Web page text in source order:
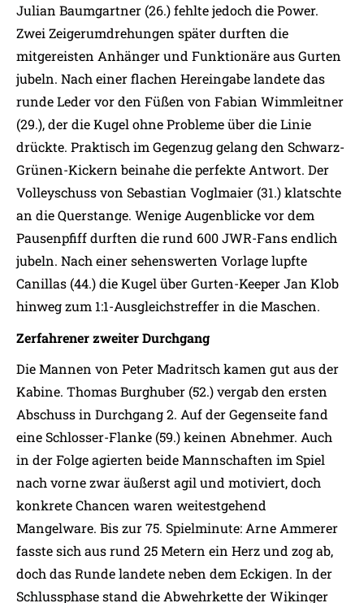
Julian Baumgartner (26.) fehlte jedoch die Power.
Zwei Zeigerumdrehungen später durften die
mitgereisten Anhänger und Funktionäre aus Gurten
jubeln. Nach einer flachen Hereingabe landete das
runde Leder vor den Füßen von Fabian Wimmleitner
(29.), der die Kugel ohne Probleme über die Linie
drückte. Praktisch im Gegenzug gelang den Schwarz-
Grünen-Kickern beinahe die perfekte Antwort. Der
Volleyschuss von Sebastian Voglmaier (31.) klatschte
an die Querstange. Wenige Augenblicke vor dem
Pausenpfiff durften die rund 600 JWR-Fans endlich
jubeln. Nach einer sehenswerten Vorlage lupfte
Canillas (44.) die Kugel über Gurten-Keeper Jan Klob
hinweg zum 1:1-Ausgleichstreffer in die Maschen.
Zerfahrener zweiter Durchgang
Die Mannen von Peter Madritsch kamen gut aus der
Kabine. Thomas Burghuber (52.) vergab den ersten
Abschuss in Durchgang 2. Auf der Gegenseite fand
eine Schlosser-Flanke (59.) keinen Abnehmer. Auch
in der Folge agierten beide Mannschaften im Spiel
nach vorne zwar äußerst agil und motiviert, doch
konkrete Chancen waren weitestgehend
Mangelware. Bis zur 75. Spielminute: Arne Ammerer
fasste sich aus rund 25 Metern ein Herz und zog ab,
doch das Runde landete neben dem Eckigen. In der
Schlussphase stand die Abwehrkette der Wikinger